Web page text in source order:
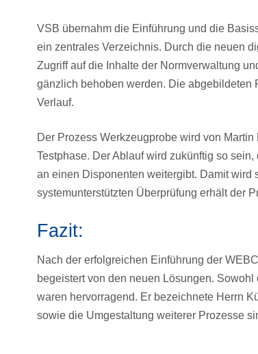
VSB übernahm die Einführung und die
ein zentrales Verzeichnis. Durch die neuen
Zugriff auf die Inhalte der Normverwaltung
gänzlich behoben werden. Die abgebildeten
Verlauf.
Der Prozess Werkzeugprobe wird von
Testphase. Der Ablauf wird zukünftig so
an einen Disponenten weitergibt. Damit wird
systemunterstützten Überprüfung erhält der
Fazit:
Nach der erfolgreichen Einführung der
begeistert von den neuen Lösungen.
waren hervorragend. Er bezeichnete Herrn
sowie die Umgestaltung weiterer Prozesse